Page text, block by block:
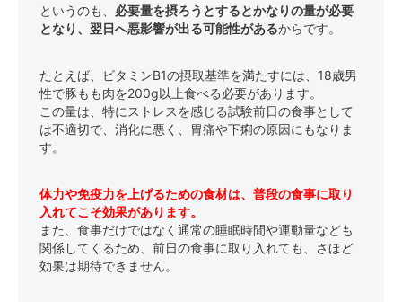
というのも、 必要量を摂ろうとするとかなりの量が必要
となり、翌日へ悪影響が出る可能性があるからです。
たとえば、ビタミンB1の摂取基準を満たすには、18歳男
性で豚もも肉を200g以上食べる必要があります。
この量は、特にストレスを感じる試験前日の食事として
は不適切で、消化に悪く、胃痛や下痢の原因にもなりま
す。
体力や免疫力を上げるための食材は、普段の食事に取り
入れてこそ効果があります。
また、食事だけではなく通常の睡眠時間や運動量なども
関係してくるため、前日の食事に取り入れても、さほど
効果は期待できません。